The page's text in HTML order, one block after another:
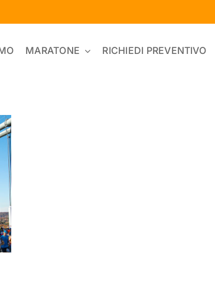
MARATONE RICHIEDI PREVENTIVO